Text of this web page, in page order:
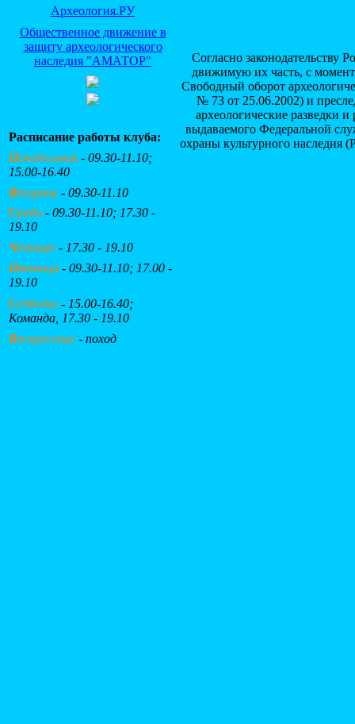
Согласно законодательству
движимую их часть, с
Свободный оборот
№ 73 от 25.06.2002) и
археологические разведки
выдаваемого Федеральной
охраны культурного наследия
Археология.РУ
Общественное движение в
защиту археологического
наследия "АМАТОР"
Расписание работы клуба:
Понедельник- 09.30-11.10;
15.00-16.40
Вторник- 09.30-11.10
Среда - 09.30-11.10; 17.30 -
19.10
Четверг - 17.30 - 19.10
Пятница - 09.30-11.10; 17.00 -
19.10
Суббота - 15.00-16.40;
Команда, 17.30 - 19.10
Воскресенье - поход